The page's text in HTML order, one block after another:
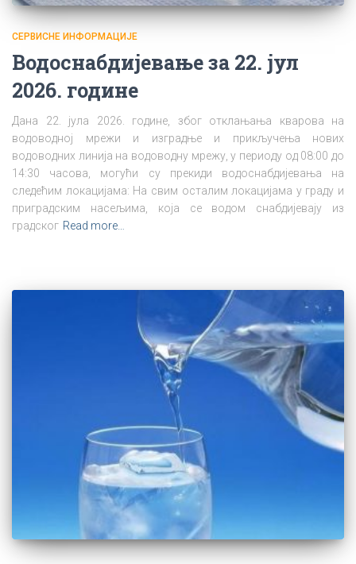
СЕРВИСНЕ ИНФОРМАЦИЈЕ
Водоснабдијевање за 22. јул
2026. године
Дана 22. јула 2026. године, због отклањања кварова на
водоводној мрежи и изградње и прикључења нових
водоводних линија на водоводну мрежу, у периоду од 08:00 до
14:30 часова, могући су прекиди водоснабдијевања на
следећим локацијама: На свим осталим локацијама у граду и
приградским насељима, која се водом снабдијевају из
градског Read more…